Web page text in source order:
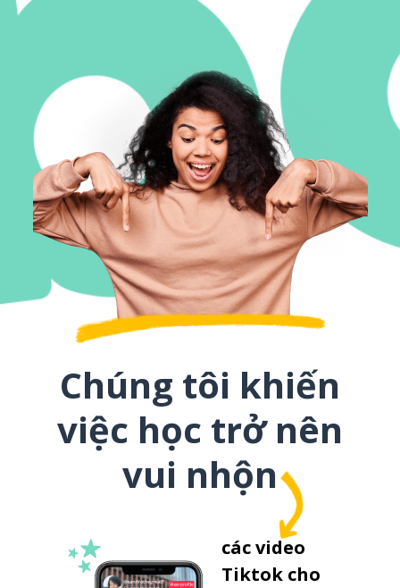
Chúng tôi khiến
việc học trở nên
vui nhộn
các video
Tiktok cho